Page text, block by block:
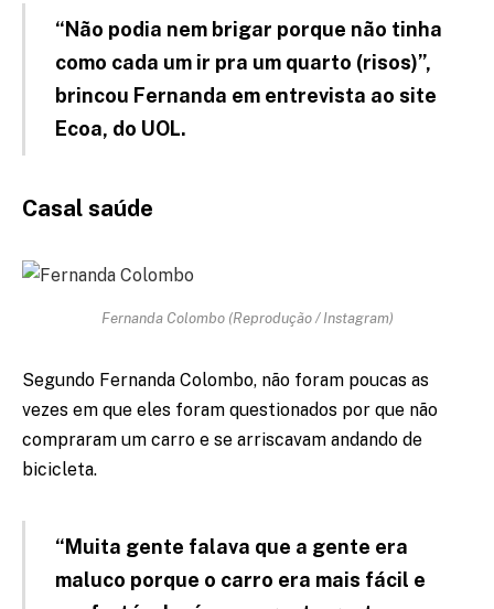
“Não podia nem brigar porque não tinha
como cada um ir pra um quarto (risos)”,
brincou Fernanda em entrevista ao site
Ecoa, do UOL.
Casal saúde
Fernanda Colombo (Reprodução / Instagram)
Segundo Fernanda Colombo, não foram poucas as
vezes em que eles foram questionados por que não
compraram um carro e se arriscavam andando de
bicicleta.
“Muita gente falava que a gente era
maluco porque o carro era mais fácil e